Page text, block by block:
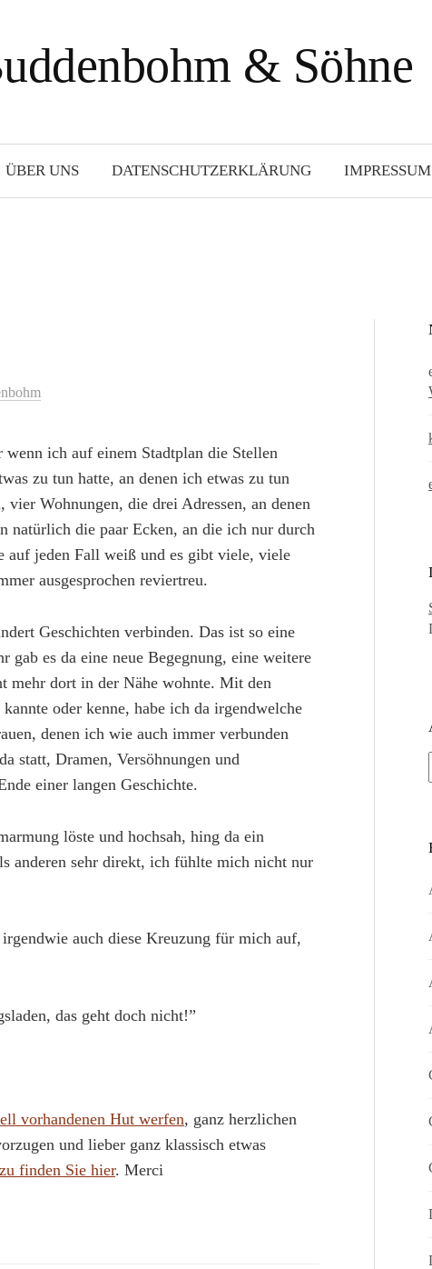
& Söhne
ÜBER UNS DATENSCHUTZERKLÄRUNG IMPRESSUM
ich auf einem Stadtplan die Stellen
zu tun hatte, an denen ich etwas zu tun
Wohnungen, die drei Adressen, an denen
natürlich die paar Ecken, an die ich nur durch
auf jeden Fall weiß und es gibt viele, viele
ausgesprochen reviertreu.
Geschichten verbinden. Das ist so eine
gab es da eine neue Begegnung, eine weitere
mehr dort in der Nähe wohnte. Mit den
oder kenne, habe ich da irgendwelche
denen ich wie auch immer verbunden
statt, Dramen, Versöhnungen und
einer langen Geschichte.
löste und hochsah, hing da ein
anderen sehr direkt, ich fühlte mich nicht nur
auch diese Kreuzung für mich auf,
das geht doch nicht!”
vorhandenen Hut werfen, ganz herzlichen
und lieber ganz klassisch etwas
finden Sie hier. Merci